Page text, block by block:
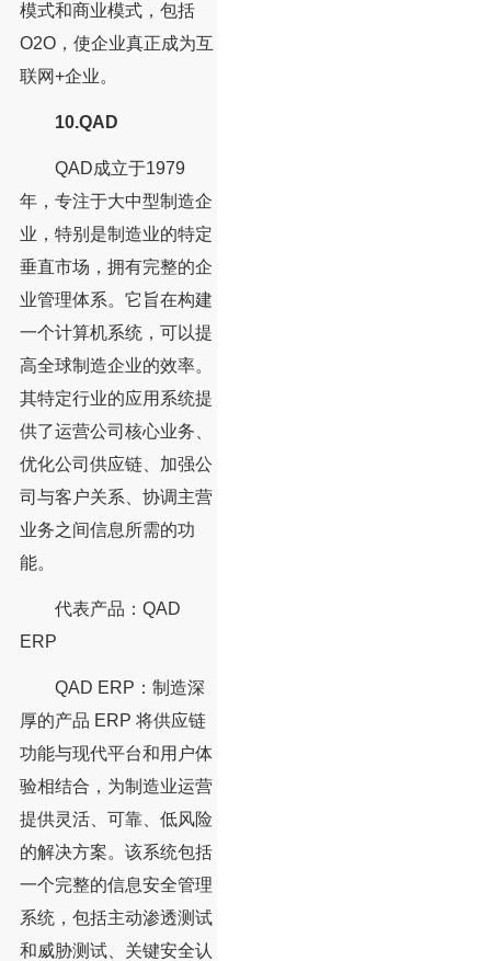
模式和商业模式，包括
O2O，使企业真正成为互
联网+企业。
10.QAD
QAD成立于1979
年，专注于大中型制造企
业，特别是制造业的特定
垂直市场，拥有完整的企
业管理体系。它旨在构建
一个计算机系统，可以提
高全球制造企业的效率。
其特定行业的应用系统提
供了运营公司核心业务、
优化公司供应链、加强公
司与客户关系、协调主营
业务之间信息所需的功
能。
代表产品：QAD
ERP
QAD ERP：制造深
厚的产品 ERP 将供应链
功能与现代平台和用户体
验相结合，为制造业运营
提供灵活、可靠、低风险
的解决方案。该系统包括
一个完整的信息安全管理
系统，包括主动渗透测试
和威胁测试、关键安全认